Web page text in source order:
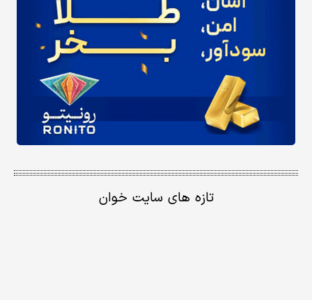
تازه های سایت خوان